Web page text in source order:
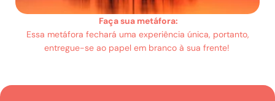
Faça sua metáfora:
Essa metáfora fechará uma experiência única, portanto,
entregue-se ao papel em branco à sua frente!